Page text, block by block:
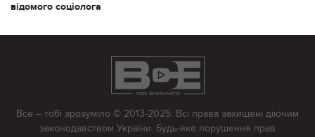
відомого соціолога
Все – тобі зрозуміло © 2013-2025. Всі права захищені діючим
законодавством України. Будь-яке порушення прав